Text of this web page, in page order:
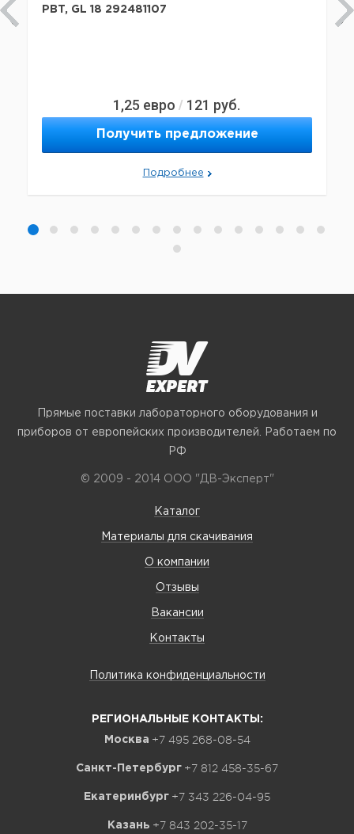
PBT, GL 18 292481107
1,25 евро / 121 руб.
Получить предложение
Подробнее
Прямые поставки лабораторного оборудования и
приборов от европейских производителей. Работаем по
РФ
© 2009 - 2014 ООО "ДВ-Эксперт"
Каталог
Материалы для скачивания
О компании
Отзывы
Вакансии
Контакты
Политика конфиденциальности
РЕГИОНАЛЬНЫЕ КОНТАКТЫ:
Москва +7 495 268-08-54
Санкт-Петербург +7 812 458-35-67
Екатеринбург +7 343 226-04-95
Казань +7 843 202-35-17